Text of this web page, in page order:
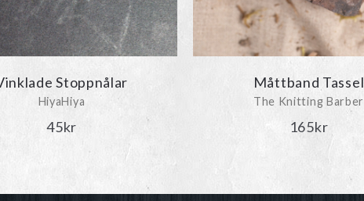
Stoppnålar
HiyaHiya
45kr
Måttband Tassel
The Knitting Barber
165kr